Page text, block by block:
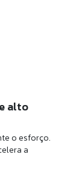
alto
o esforço.
a